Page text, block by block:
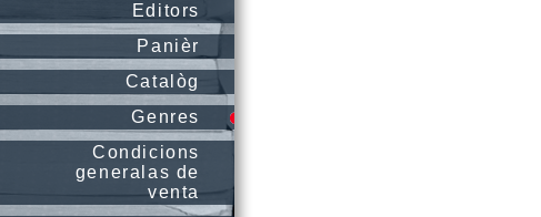
Editors
Panièr
Catalòg
Genres
Condicions
generalas de
venta